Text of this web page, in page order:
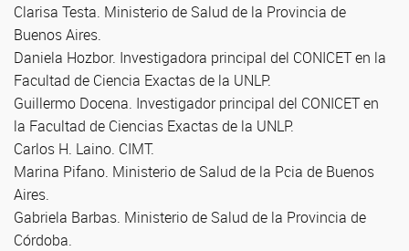
Clarisa Testa. Ministerio de Salud de la Provincia de
Buenos Aires.
Daniela Hozbor. Investigadora principal del CONICET en la
Facultad de Ciencia Exactas de la UNLP.
Guillermo Docena. Investigador principal del CONICET en
la Facultad de Ciencias Exactas de la UNLP.
Carlos H. Laino. CIMT.
Marina Pifano. Ministerio de Salud de la Pcia de Buenos
Aires.
Gabriela Barbas. Ministerio de Salud de la Provincia de
Córdoba.